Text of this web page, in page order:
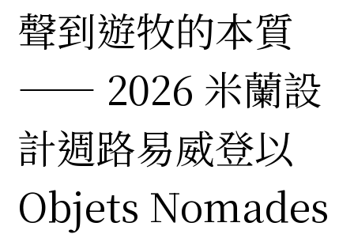
聲到遊牧的本質
—— 2026 米蘭設
計週路易威登以
Objets Nomades